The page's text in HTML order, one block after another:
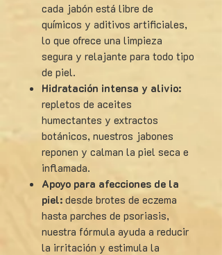
cada jabón está libre de
químicos y aditivos artificiales,
lo que ofrece una limpieza
segura y relajante para todo tipo
de piel.
Hidratación intensa y alivio:
repletos de aceites
humectantes y extractos
botánicos, nuestros jabones
reponen y calman la piel seca e
inflamada.
Apoyo para afecciones de la
piel: desde brotes de eczema
hasta parches de psoriasis,
nuestra fórmula ayuda a reducir
la irritación y estimula la